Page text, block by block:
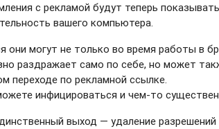
с рекламой будут теперь
вашего компьютера.
они могут не только во время работы в
раздражает само по себе, но может
переходе по рекламной ссылке.
инфицироваться и чем-то
выход — удаление